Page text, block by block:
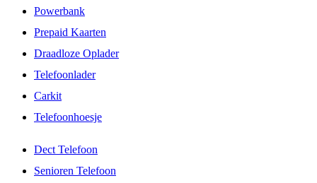
Powerbank
Prepaid Kaarten
Draadloze Oplader
Telefoonlader
Carkit
Telefoonhoesje
Dect Telefoon
Senioren Telefoon